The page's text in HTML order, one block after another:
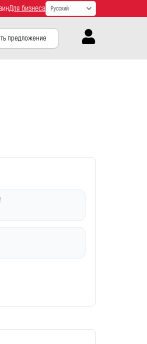
Для бизнеса
предложение